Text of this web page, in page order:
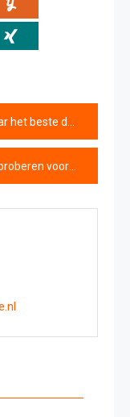
keer met shampoo
– zo werkt het!